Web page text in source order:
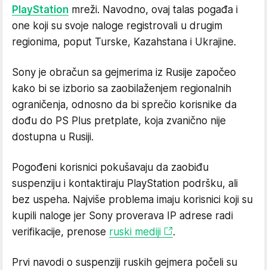
PlayStation mreži. Navodno, ovaj talas pogađa i
one koji su svoje naloge registrovali u drugim
regionima, poput Turske, Kazahstana i Ukrajine.
Sony je obračun sa gejmerima iz Rusije započeo
kako bi se izborio sa zaobilaženjem regionalnih
ograničenja, odnosno da bi sprečio korisnike da
dođu do PS Plus pretplate, koja zvanično nije
dostupna u Rusiji.
Pogođeni korisnici pokušavaju da zaobiđu
suspenziju i kontaktiraju PlayStation podršku, ali
bez uspeha. Najviše problema imaju korisnici koji su
kupili naloge jer Sony proverava IP adrese radi
verifikacije, prenose ruski mediji .
Prvi navodi o suspenziji ruskih gejmera počeli su